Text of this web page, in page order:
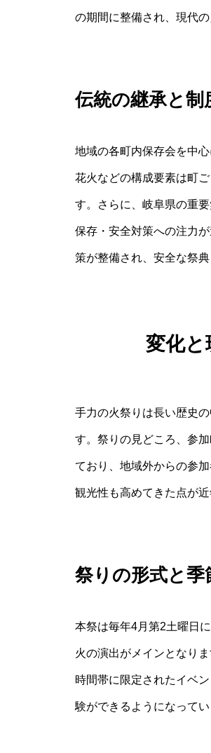
の期間に整備され、現代
伝統の継承と制
地域の各町内保存会を中
花火などの構成要素は町
す。さらに、岐阜県の重
保存・安全対策への注力
策が整備され、安全な祭
変化と
手力の火祭りは長い歴史
す。祭りの見どころ、参
ており、地域外からの参
観光性も高めてきた点が近
祭りの形式と季
本祭は毎年4月第2土曜日
火の演出がメインとなり
時間帯に限定されたイベ
験ができるようになってい